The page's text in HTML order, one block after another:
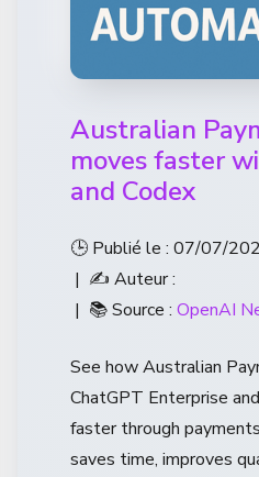
Australian
moves faster
and Codex
🕒 Publié le : 07/07/
| ✍️ Auteur :
| 📚 Source : OpenAI
See how Australian
ChatGPT Enterprise
faster through
saves time, improves